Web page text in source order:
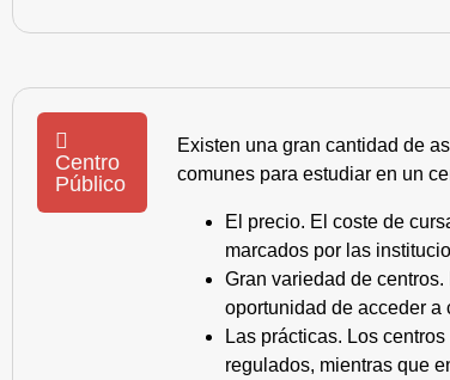
Centro
Público
Existen una gran cantidad de
comunes para estudiar en un
El precio. El coste de
marcados por las
Gran variedad de
oportunidad de acceder a
Las prácticas. Los
regulados, mientras que